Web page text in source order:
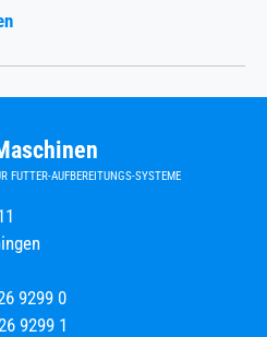
FUTTER-AUFBEREITUNGS-SYSTEME
9299 0
9299 1